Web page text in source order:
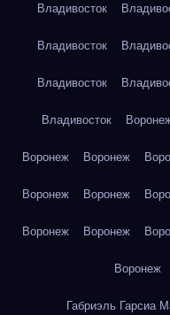
Владивосток
Владивосток
Владивосток
Владивосток
Воронеж Воронеж
Воронеж Воронеж
Воронеж Воронеж
Воронеж
Габриэль Гарсиа